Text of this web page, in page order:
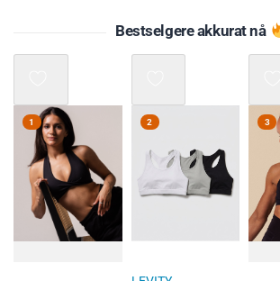
Bestselgere akkurat nå
1
Mix 3 for 2 2 3
Mix